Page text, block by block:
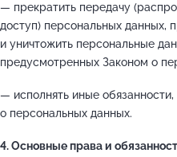
— прекратить передачу
доступ) персональных данных,
и уничтожить персональные
предусмотренных Законом о
— исполнять иные
о персональных данных.
4. Основные права и